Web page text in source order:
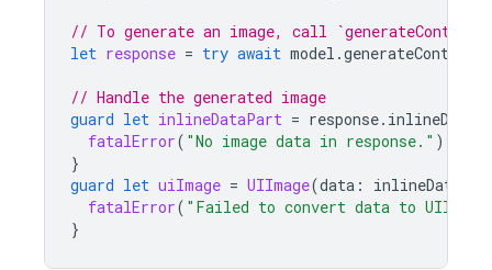
// To generate an image, call
let response = try await model .generateContent
// Handle the generated image
guard let inlineDataPart = response.
fatalError( "No image data in response." )
}
guard let uiImage = UIImage(data :
fatalError( "Failed to convert data to
}